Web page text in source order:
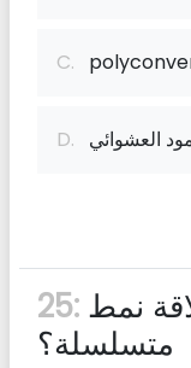
C.
D. العشوائي
25:
متسلسلة؟